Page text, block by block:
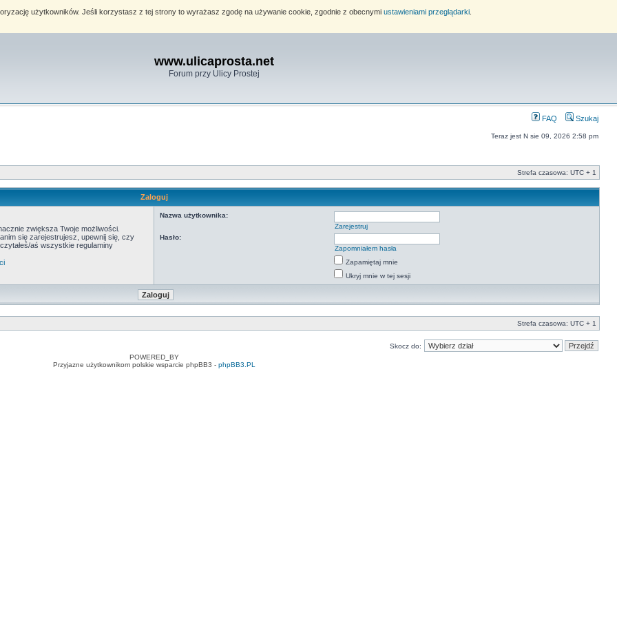
użytkowników. Jeśli korzystasz z tej strony to wyrażasz zgodę na używanie cookie, zgodnie z obecnymi ustawieniami przeglądarki.
www.ulicaprosta.net
Forum przy Ulicy Prostej
FAQ Szukaj
Teraz jest N sie 09, 2026 2:58 pm
Strefa czasowa: UTC + 1
Zaloguj
zwiększa Twoje możliwości.
się zarejestrujesz, upewnij się, czy
aś wszystkie regulaminy
Nazwa użytkownika:
Zarejestruj
Hasło:
Zapomniałem hasła
Zapamiętaj mnie
Ukryj mnie w tej sesji
Strefa czasowa: UTC + 1
Skocz do:
POWERED_BY
Przyjazne użytkownikom polskie wsparcie phpBB3 - phpBB3.PL